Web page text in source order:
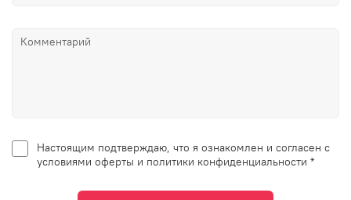
Настоящим подтверждаю, что я ознакомлен и согласен с
условиями оферты и политики конфиденциальности *